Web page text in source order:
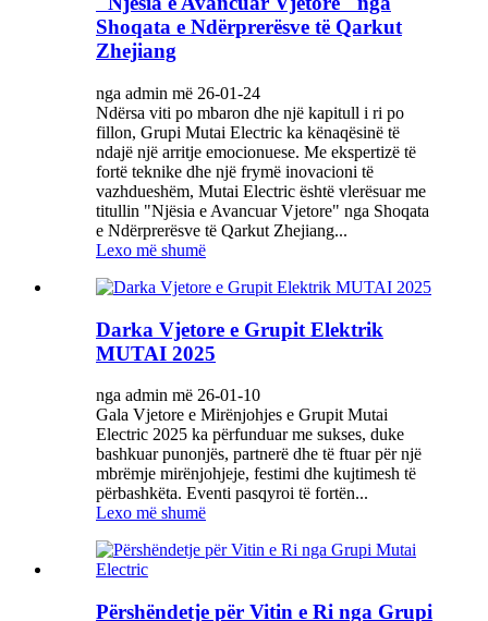
Shoqata e Ndërprerësve të Qarkut
Zhejiang
nga admin më 26-01-24
Ndërsa viti po mbaron dhe një kapitull i ri po
fillon, Grupi Mutai Electric ka kënaqësinë të
ndajë një arritje emocionuese. Me ekspertizë të
fortë teknike dhe një frymë inovacioni të
vazhdueshëm, Mutai Electric është vlerësuar me
titullin "Njësia e Avancuar Vjetore" nga Shoqata
e Ndërprerësve të Qarkut Zhejiang...
Lexo më shumë
Darka Vjetore e Grupit Elektrik
MUTAI 2025
nga admin më 26-01-10
Gala Vjetore e Mirënjohjes e Grupit Mutai
Electric 2025 ka përfunduar me sukses, duke
bashkuar punonjës, partnerë dhe të ftuar për një
mbrëmje mirënjohjeje, festimi dhe kujtimesh të
përbashkëta. Eventi pasqyroi të fortën...
Lexo më shumë
Përshëndetje për Vitin e Ri nga Grupi